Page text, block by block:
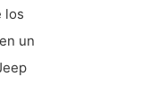
los
un